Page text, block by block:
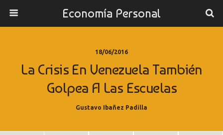
Economía Personal
18/06/2016
La Crisis En Venezuela También
Golpea A Las Escuelas
Gustavo Ibañez Padilla